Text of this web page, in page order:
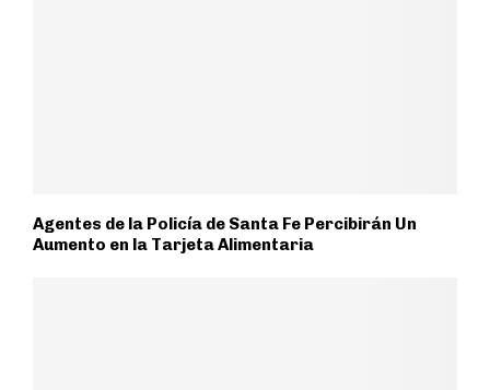
Agentes de la Policía de Santa Fe Percibirán Un
Aumento en la Tarjeta Alimentaria